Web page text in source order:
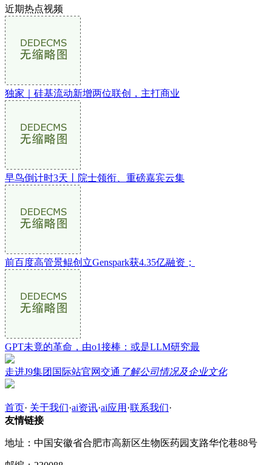
近期热点视频
独家｜硅基流动新增两位联创，主打商业
早鸟倒计时3天丨院士领衔、重磅嘉宾云集
前百度高管景鲲创立Genspark获4.35亿融资；
GPT未竟的革命，由o1接棒：或是LLM研究最
走进J9集团国际站官网交通 了解公司情况及企业文化
首页· 关于我们·ai资讯·ai应用 ·联系我们·
友情链接
地址：中国安徽省合肥市高新区生物医药园支路华佗巷88号